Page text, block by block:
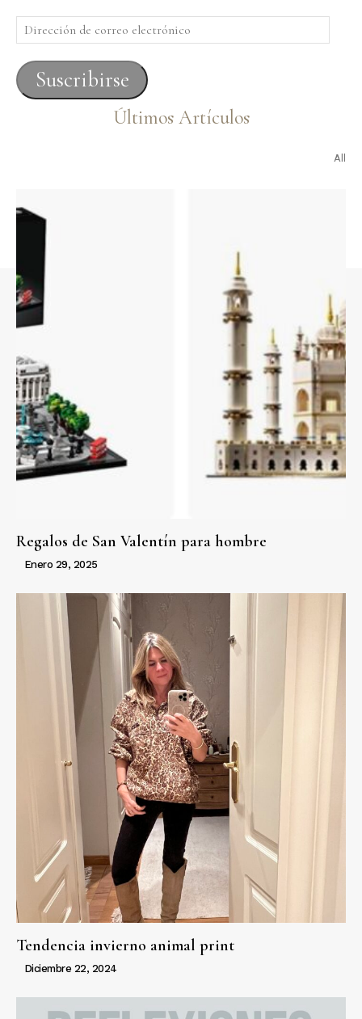
Dirección
de
correo
electrónico
Suscribirse
Últimos Artículos
All
Regalos de San Valentín para hombre
Enero 29, 2025
Tendencia invierno animal print
Diciembre 22, 2024